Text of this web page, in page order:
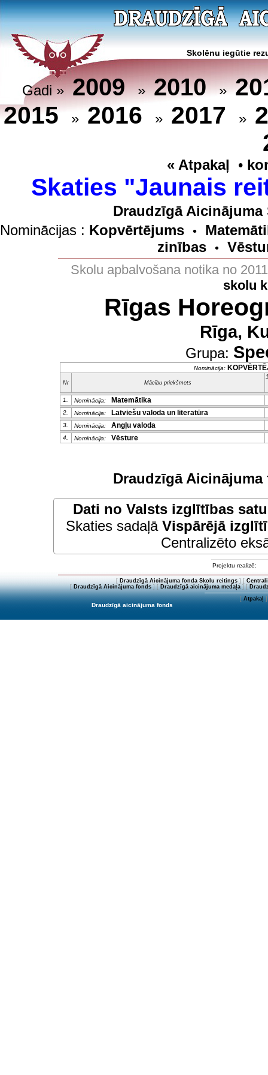
Skolēnu iegūtie
Gadi »2009»2010»
2015 » 2016 » 2017 »
« Atpakaļ •
Skaties "Jaunais
Draudzīgā
Nominācijas : Kopvērtējums •
zinības
•
Skolu apbalvošana notika no
skolu
Rīgas
Rīga,
Grupa:
Nominācija:
Nr Mācību priekšmets
1. Nominācija: Matemātika
2. Nominācija: Latviešu valoda un literatūra
3. Nominācija: Angļu valoda
4. Nominācija: Vēsture
Draudzīgā
Dati no Valsts izglītības
Skaties sadaļā Vispārējā
Centralizēto
Projektu realizē:
[ Draudzīgā Aicinājuma fonda Skolu reitings] [
[Draudzīgā Aicinājuma fonds] [Draudzīgā aicinājuma medaļa] [
[Atpakaļ]
Draudzīgā aicinājuma fonds